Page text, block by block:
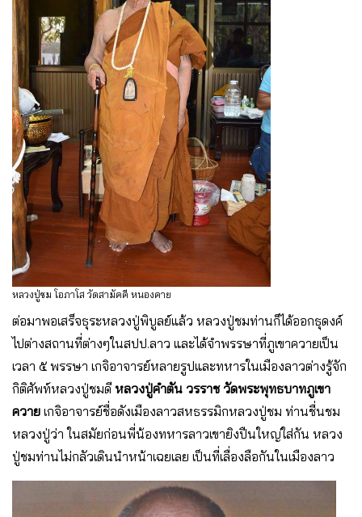
หลวงปู่ชม โอภาโส วัดสามัคคี หนองคาย
ต่อมาพอเสร็จธุระหลวงปู่พิบูลย์แล้ว หลวงปู่ชมท่านก็ได้ออกธุดงค์
ไปต่างสถานที่ต่างๆในสปป.ลาว และได้จำพรรษาที่ภูเขาควายเป็น
เวลา ๕ พรรษา เกจิอาจารย์หลายรูปและทหารในเมืองลาวต่างรู้จัก
กิติศัพท์หลวงปู่ชมดี หลวงปู่คำตัน วรราช วัดพระพุทธบาทภูเขา
ควาย เกจิอาจารย์ชื่อดังเมืองลาวสหธรรมิกหลวงปู่ชม ท่านชื่นชม
หลวงปู่ว่า ในสมัยก่อนพี่น้องทหารลาวเขายิงปืนใหญ่ใส่กัน หลวง
ปู่ชมท่านไม่กลัวเดินนำหน้าเฉยเลย เป็นที่เลื่องลือกันในเมืองลาว